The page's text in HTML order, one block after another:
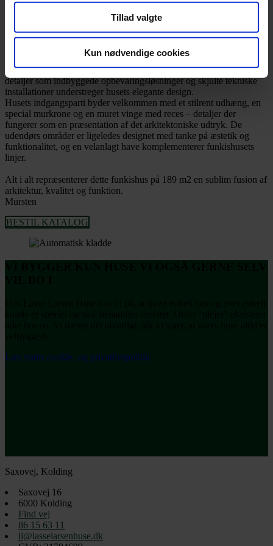
Tillad valgte
Kun nødvendige cookies
hvert eneste rum. Ovenlysene er ikke kun en æstetisk tilføjelse, men
også en praktisk måde at forbedre livskvaliteten ved at udnytte det
Overalt i huset er der fokus på håndværk og detaljer. Indretningen
på de 189 m2 er nøje planlagt for at optimere funktionaliteten. Åbne
rum skaber en fornemmelse af rummelighed, mens funktionelle
detaljer som indbyggede opbevaringsløsninger og skjulte tekniske
installationer understreger husets elegante design.
Husets indgangsparti byder velkommen med et stilrent udhæng, en
special murkrone og en muret vinge med reces – detaljer der
fungerer som en præsentation af det arkitektoniske udtryk. De
udendørs områder er ligeledes designet med tanke på æstetik og
funktionalitet, og en velanlagt have komplementerer funkishusets
linjer.
Alt i alt repræsenterer dette funkishus på 189 m2 en sublim fusion af
arkitektur, kvalitet og funktion.
Mursten
BESTIL KATALOG
Læs vores cookie- og privatlivspolitik
Saxovej, Kolding
Saxovej 16
6000 Kolding
Find vej
86 15 63 11
ll@lasselarsenhuse.dk